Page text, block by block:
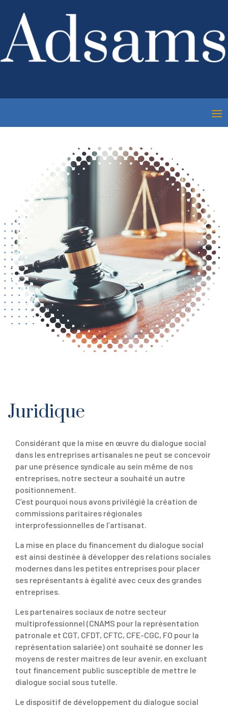
Juridique
Considérant que la mise en œuvre du dialogue social
dans les entreprises artisanales ne peut se concevoir
par une présence syndicale au sein même de nos
entreprises, notre secteur a souhaité un autre
positionnement.
C’est pourquoi nous avons privilégié la création de
commissions paritaires régionales
interprofessionnelles de l’artisanat.
La mise en place du financement du dialogue social
est ainsi destinée à développer des relations sociales
modernes dans les petites entreprises pour placer
ses représentants à égalité avec ceux des grandes
entreprises.
Les partenaires sociaux de notre secteur
multiprofessionnel (CNAMS pour la représentation
patronale et CGT, CFDT, CFTC, CFE-CGC, FO pour la
représentation salariée) ont souhaité se donner les
moyens de rester maitres de leur avenir, en excluant
tout financement public susceptible de mettre le
dialogue social sous tutelle.
Le dispositif de développement du dialogue social